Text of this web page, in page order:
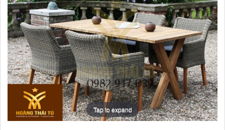
Tap to expand